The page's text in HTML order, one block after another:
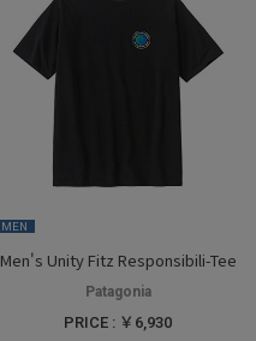
MEN
Men's Unity Fitz Responsibili-Tee
Patagonia
PRICE : ￥6,930